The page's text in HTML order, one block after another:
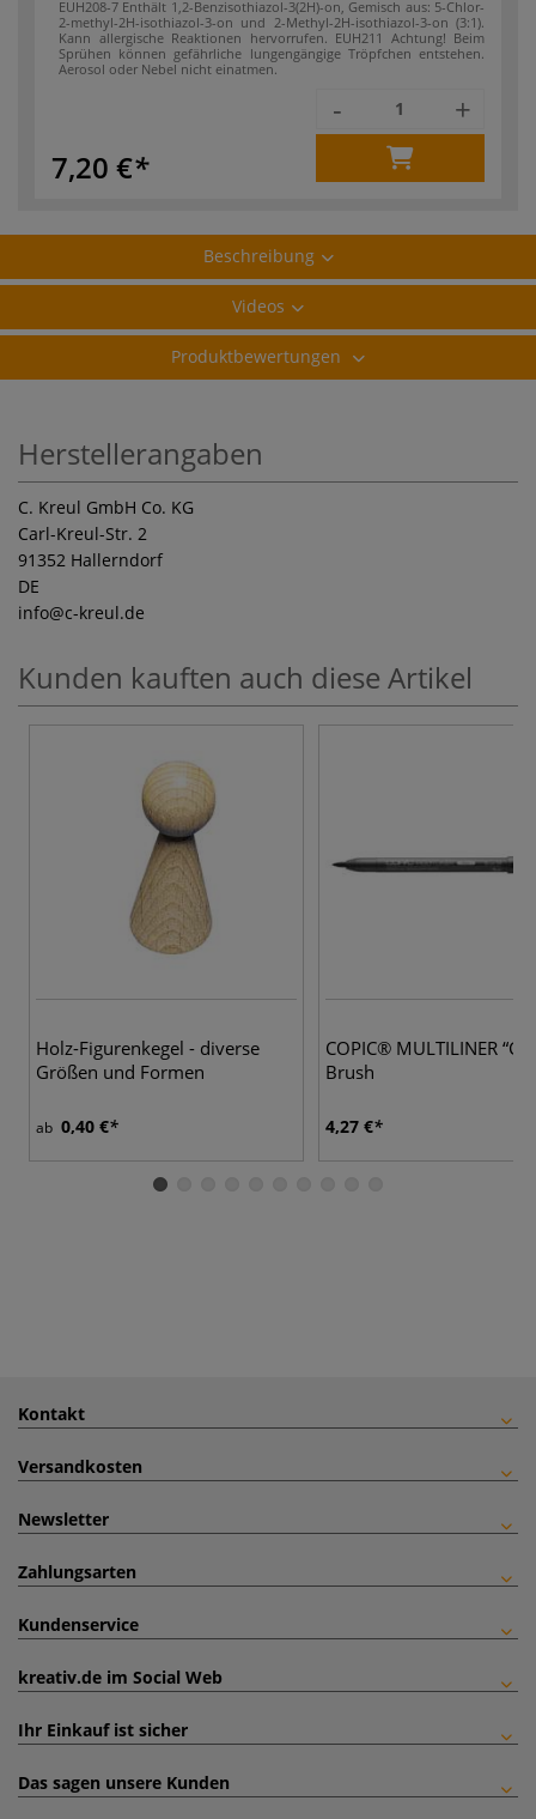
EUH208-7 Enthält 1,2-Benzisothiazol-3(2H)-on, Gemisch aus: 5-Chlor-
2-methyl-2H-isothia­zol-3-on und 2-Methyl-2H-isothiazol-3-on (3:1).
Kann allergische Reaktionen hervorrufen. EUH211 Achtung! Beim
Sprühen können gefährliche lungengängige Tröpfchen entstehen.
Aerosol oder Nebel nicht einatmen.
7,20 €
- +
Beschreibung
Videos
Produktbewertungen
Herstellerangaben
C. Kreul GmbH Co. KG
Carl-Kreul-Str. 2
91352 Hallerndorf
DE
info@c-kreul.de
Kunden kauften auch diese Artikel
Holz-Figurenkegel - diverse
Größen und Formen
ab 0,40 €
COPIC® MULTILINER
Brush
4,27 €
Kontakt
Versandkosten
Newsletter
Zahlungsarten
Kundenservice
kreativ.de im Social Web
Ihr Einkauf ist sicher
Das sagen unsere Kunden